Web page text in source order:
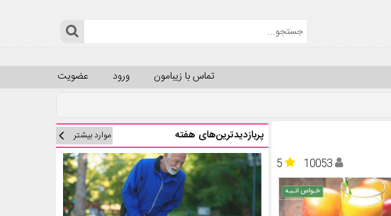
عضویت ورود تماس با زیبامون
5
10053
پربازدیدترین‌های هفته موارد بیشتر